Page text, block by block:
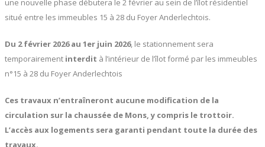
une nouvelle phase débutera le 2 février au sein de l’îlot résidentiel
situé entre les immeubles 15 à 28 du Foyer Anderlechtois.
Du 2 février 2026 au 1er juin 2026, le stationnement sera
temporairement interdit à l’intérieur de l’îlot formé par les immeubles
n°15 à 28 du Foyer Anderlechtois
Ces travaux n’entraîneront aucune modification de la
circulation sur la chaussée de Mons, y compris le trottoir.
L’accès aux logements sera garanti pendant toute la durée des
travaux.